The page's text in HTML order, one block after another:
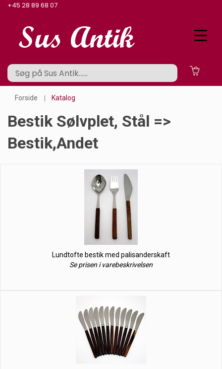
+45 28 89 68 07
Forside Katalog
Bestik Sølvplet, Stål =>
Bestik,andet
Lundtofte bestik med palisanderskaft
Se prisen i varebeskrivelsen